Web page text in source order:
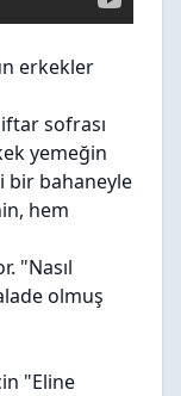
erkekler
sofrası
yemeğin
bir bahaneyle
hem
"Nasıl
olmuş
"Eline